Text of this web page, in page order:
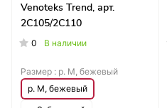
Venoteks Trend, арт.
2C105/2C110
0 В наличии
Размер : р. M, бежевый
р. M, бежевый